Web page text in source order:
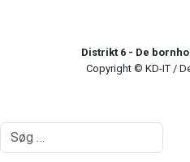
Distrikt 6 - De
Copyright © KD-IT /
Søg